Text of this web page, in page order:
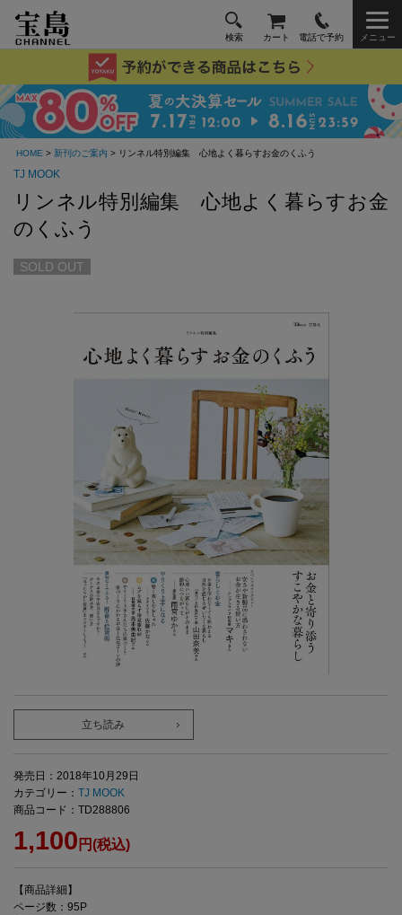
検索 カート 電話で予約 メニュー
HOME > 新刊のご案内 > リンネル特別編集 心地よく暮らすお金のくふう
TJ MOOK
リンネル特別編集 心地よく暮らすお金
のくふう
SOLD OUT
立ち読み
発売日：2018年10月29日
カテゴリー： TJ MOOK
商品コード：TD288806
1,100 円(税込)
【商品詳細】
ページ数：95P